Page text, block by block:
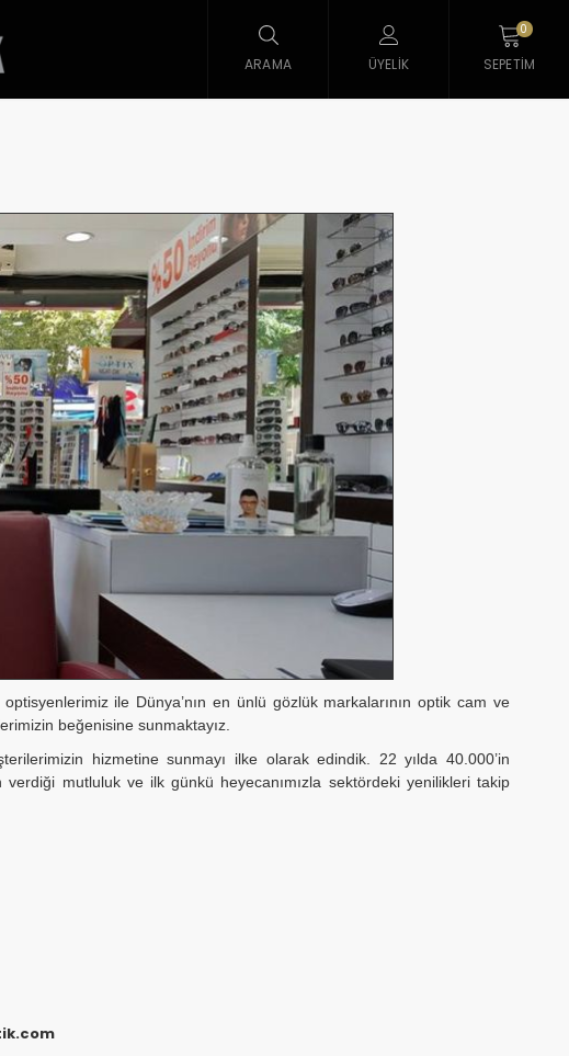
ARAMA ÜYELIK
0
SEPETIM
ile Dünya’nın en ünlü gözlük markalarının optik cam ve
beğenisine sunmaktayız.
hizmetine sunmayı ilke olarak edindik. 22 yılda 40.000’in
verdiği mutluluk ve ilk günkü heyecanımızla sektördeki yenilikleri takip